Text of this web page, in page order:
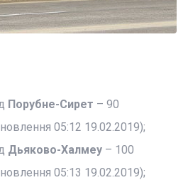
Порубне-Сирет – 90
05:12 19.02.2019);
Дьяково-Халмеу – 100
05:13 19.02.2019);